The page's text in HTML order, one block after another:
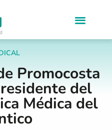
Promocosta
del
Médica del